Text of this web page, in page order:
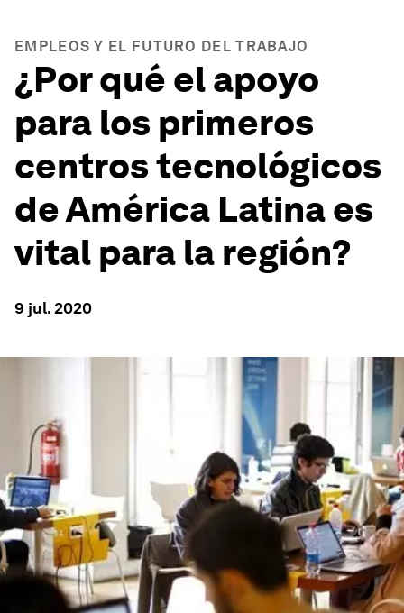
EMPLEOS Y EL FUTURO DEL TRABAJO
¿Por qué el apoyo
para los primeros
centros tecnológicos
de América Latina es
vital para la región?
9 jul. 2020